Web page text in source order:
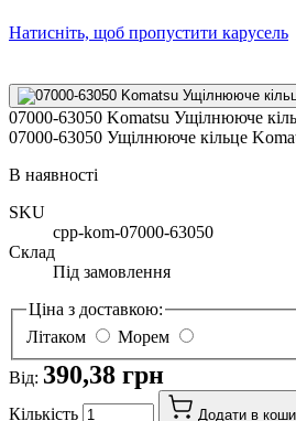
Натисніть, щоб пропустити карусель
07000-63050 Komatsu Ущілнююче
07000-63050 Ущілнююче кільце
В наявності
SKU
cpp-kom-07000-63050
Склад
Під замовлення
Ціна з доставкою:
Літаком
Морем
Від: 390,38 грн
Кількість Додати в